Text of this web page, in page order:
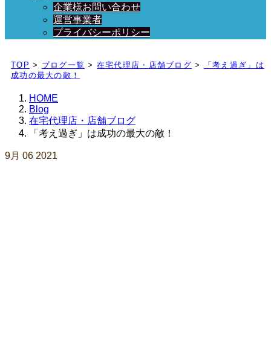
企業様お問い合わせ
運営事業者
プライバシーポリシー
日々、ブログを更新中！
TOP > ブログ一覧 > 在宅代理店・店舗ブログ >
「考え過ぎ」は
成功の最大の敵！
HOME
Blog
在宅代理店・店舗ブログ
「考え過ぎ」は成功の最大の敵！
9月 06 2021